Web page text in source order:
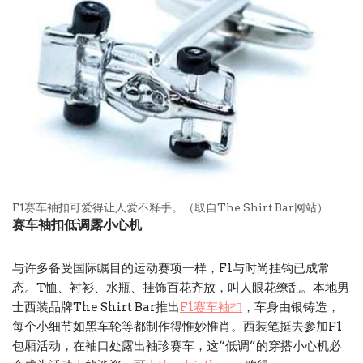
F1赛车袖扣可爱得让人爱不释手。（取自The Shirt Bar网站）
赛车袖扣低调露小心机
与许多备受国际瞩目的运动赛项一样，F1与时尚挂钩已成常
态。T恤、衬衫、水瓶、挂饰百花齐放，叫人眼花缭乱。本地男
士西装品牌The Shirt Bar推出F1赛车袖扣 ，车身由银铸造，
每个小细节如黑车轮等都制作得惟妙惟肖。西装笔挺去参加F1
包厢活动，在袖口处露出袖珍赛车，这“低调”的穿搭小心机必